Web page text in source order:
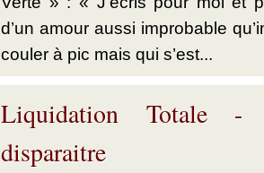
d’un amour aussi improbable
couler à pic mais qui s’est...
Liquidation Totale
disparaitre